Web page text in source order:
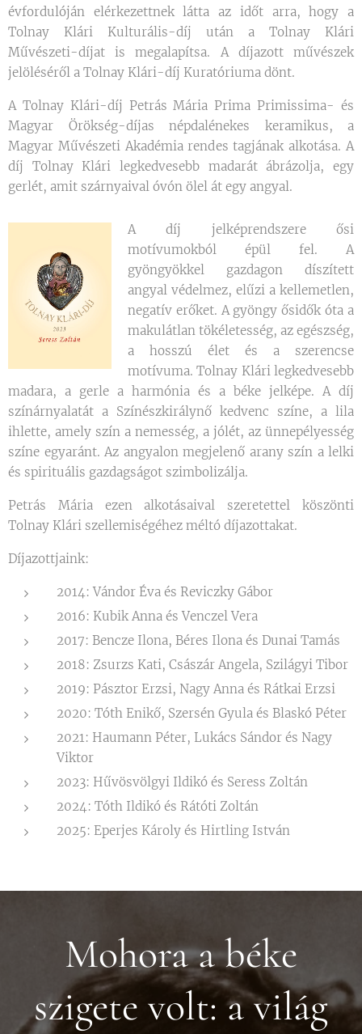
évfordulóján elérkezettnek látta az időt arra, hogy a
Tolnay Klári Kulturális-díj után a Tolnay Klári
Művészeti-díjat is megalapítsa. A díjazott művészek
jelöléséről a Tolnay Klári-díj Kuratóriuma dönt.
A Tolnay Klári-díj Petrás Mária Prima Primissima- és
Magyar Örökség-díjas népdalénekes keramikus, a
Magyar Művészeti Akadémia rendes tagjának alkotása. A
díj Tolnay Klári legkedvesebb madarát ábrázolja, egy
gerlét, amit szárnyaival óvón ölel át egy angyal.
A díj jelképrendszere ősi
motívumokból épül fel. A
gyöngyökkel gazdagon díszített
angyal védelmez, elűzi a kellemetlen,
negatív erőket. A gyöngy ősidők óta a
makulátlan tökéletesség, az egészség,
a hosszú élet és a szerencse
motívuma. Tolnay Klári legkedvesebb
madara, a gerle a harmónia és a béke jelképe. A díj
színárnyalatát a Színészkirálynő kedvenc színe, a lila
ihlette, amely szín a nemesség, a jólét, az ünnepélyesség
színe egyaránt. Az angyalon megjelenő arany szín a lelki
és spirituális gazdagságot szimbolizálja.
Petrás Mária ezen alkotásaival szeretettel köszönti
Tolnay Klári szellemiségéhez méltó díjazottakat.
Díjazottjaink:
2014: Vándor Éva és Reviczky Gábor
2016: Kubik Anna és Venczel Vera
2017: Bencze Ilona, Béres Ilona és Dunai Tamás
2018: Zsurzs Kati, Császár Angela, Szilágyi Tibor
2019: Pásztor Erzsi, Nagy Anna és Rátkai Erzsi
2020: Tóth Enikő, Szersén Gyula és Blaskó Péter
2021: Haumann Péter, Lukács Sándor és Nagy
Viktor
2023: Hűvösvölgyi Ildikó és Seress Zoltán
2024: Tóth Ildikó és Rátóti Zoltán
2025: Eperjes Károly és Hirtling István
Mohora a béke
szigete volt: a világ